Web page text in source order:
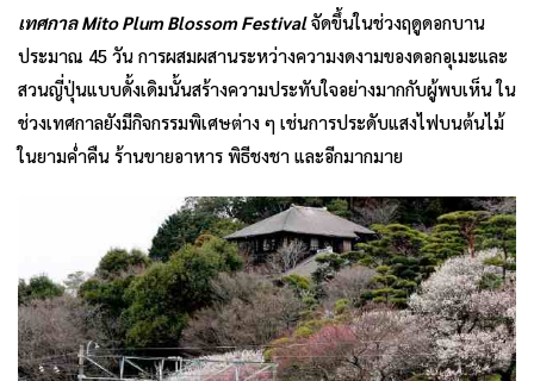
เทศกาลMito Plum Blossom Festivalจัดขึ้นในช่วงฤดูดอกบาน
ประมาณ 45 วัน การผสมผสานระหว่างความงดงามของดอกอุเมะและ
สวนญี่ปุ่นแบบดั้งเดิมนั้นสร้างความประทับใจอย่างมากกับผู้พบเห็น ใน
ช่วงเทศกาลยังมีกิจกรรมพิเศษต่าง ๆ เช่นการประดับแสงไฟบนต้นไม้
ในยามค่ำคืน ร้านขายอาหาร พิธีชงชา และอีกมากมาย